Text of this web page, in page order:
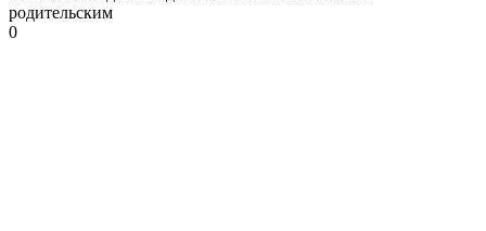
родительским
0